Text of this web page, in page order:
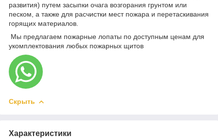
развития) путем засыпки очага возгорания грунтом или
песком, а также для расчистки мест пожара и перетаскивания
горящих материалов.
Мы предлагаем пожарные лопаты по доступным ценам для
укомплектования любых пожарных щитов
Скрыть
Характеристики